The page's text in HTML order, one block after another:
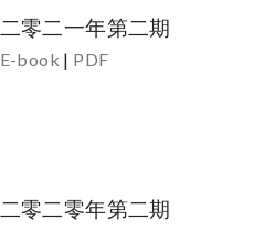
二零二一年第二期
E-book | PDF
二零二零年第二期